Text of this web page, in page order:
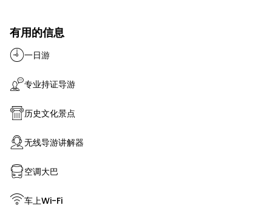
有用的信息
一日游
专业持证导游
历史文化景点
无线导游讲解器
空调大巴
车上Wi-Fi